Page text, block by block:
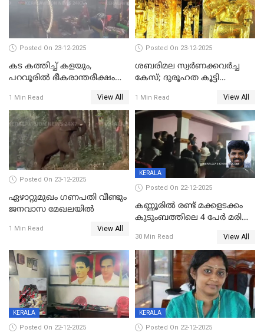
കേസ് ഒടുവിൽ 4 ജീവനുകൾ
പൊലിഞ്ഞു
Posted On 23-12-2025
കട കത്തിച്ച് കളയും,
പറവൂരില്‍ ഭീകരാന്തരീക്ഷം
1 Min Read View All
Posted On 23-12-2025
ശബരിമല സ്വര്‍ണക്കവര്‍ച്ച
കേസ്; ദുരൂഹത കൂട്ടി
1 Min Read View All
Posted On 23-12-2025
ഏഴാറ്റുമുഖം ഗണപതി വീണ്ടും
ജനവാസ മേഖലയിൽ
1 Min Read View All
KERALA
Posted On 22-12-2025
കണ്ണൂരിൽ രണ്ട് മക്കളടക്കം
കുടുംബത്തിലെ 4 പേർ മരിച്ച
30 Min Read View All
KERALA
Posted On 22-12-2025
KERALA
Posted On 22-12-2025